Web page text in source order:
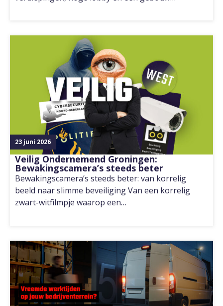
23 juni 2026
Veilig Ondernemend Groningen:
Bewakingscamera’s steeds beter
Bewakingscamera’s steeds beter: van korrelig
beeld naar slimme beveiliging Van een korrelig
zwart-witfilmpje waarop een…